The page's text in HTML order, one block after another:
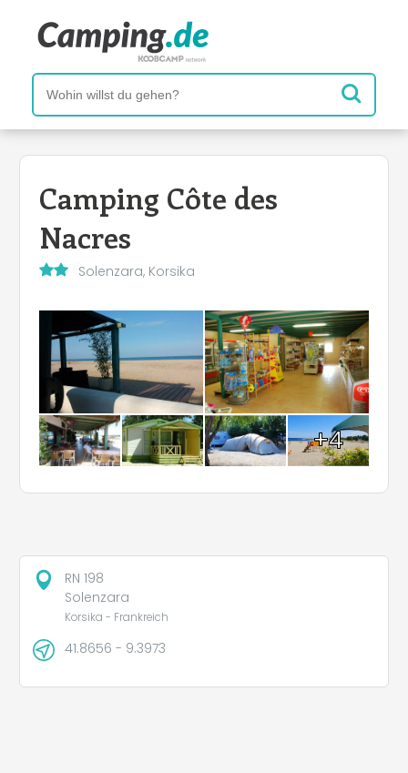
Camping Côte des
Nacres
Solenzara, Korsika
+4
RN 198
Solenzara
Korsika - Frankreich
41.8656 - 9.3973